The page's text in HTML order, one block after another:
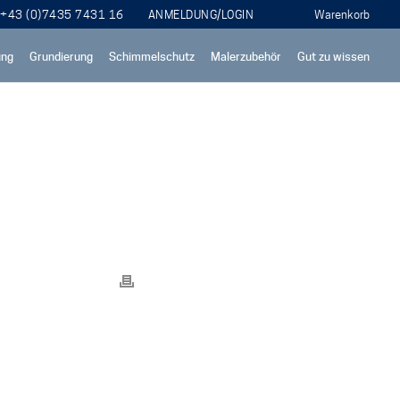
ANMELDUNG/LOGIN
+43 (0)7435 7431 16
Grundierung Schimmelschutz Malerzubehör Gut zu wissen